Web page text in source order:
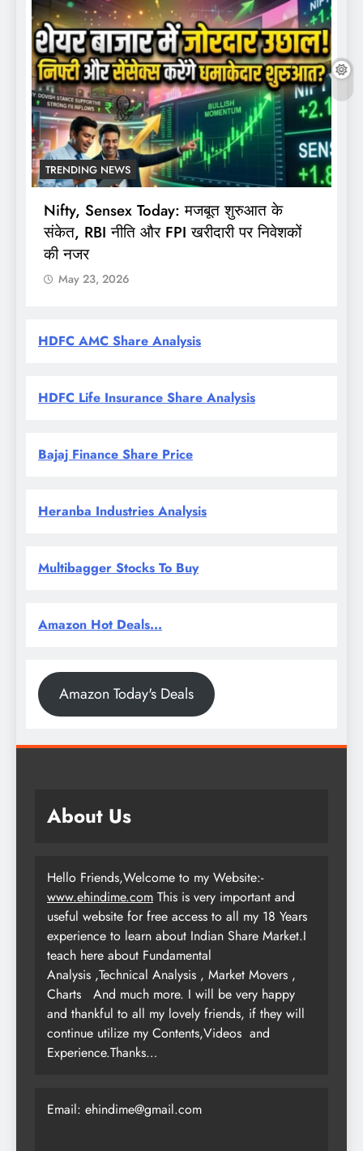
TRENDING NEWS
Nifty, Sensex Today: मजबूत शुरुआत के
संकेत, RBI नीति और FPI खरीदारी पर निवेशकों
की नजर
May 23, 2026
HDFC AMC Share Analysis
HDFC Life Insurance Share Analysis
Bajaj Finance Share Price
Heranba Industries Analysis
Multibagger Stocks To Buy
Amazon Hot Deals...
Amazon Today's Deals
About Us
Hello Friends,Welcome to my Website:-
www.ehindime.com This is very important and
useful website for free access to all my 18 Years
experience to learn about Indian Share Market.I
teach here about Fundamental
Analysis ,Technical Analysis , Market Movers ,
Charts
And much more. I will be very happy
and thankful to all my lovely friends, if they will
continue utilize my Contents,Videos and
Experience.Thanks…
Email: ehindime@gmail.com